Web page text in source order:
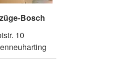
Bosch
10